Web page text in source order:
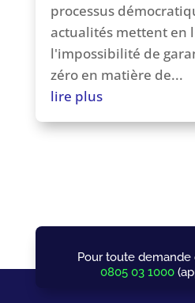
processus
actualités mettent en
l'impossibilité de
zéro en matière de...
lire plus
Pour toute demande
0805 03 1000